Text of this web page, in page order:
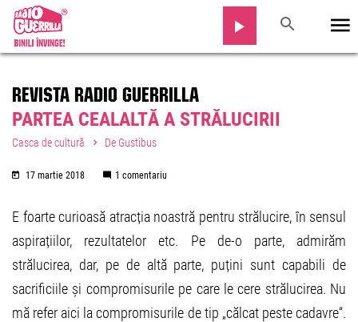
REVISTA RADIO GUERRILLA
PARTEA CEALALTĂ A STRĂLUCIRII
Casca de cultură De Gustibus
17 martie 2018 1 comentariu
E foarte curioasă atracția noastră pentru strălucire, în sensul
aspirațiilor, rezultatelor etc. Pe de-o parte, admirăm
strălucirea, dar, pe de altă parte, puțini sunt capabili de
sacrificiile și compromisurile pe care le cere strălucirea. Nu
mă refer aici la compromisurile de tip „călcat peste cadavre“.